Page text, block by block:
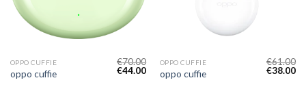
OPPO CUFFIE
oppo cuffie
€70.00
€44.00
OPPO CUFFIE
oppo cuffie
€61.00
€38.00